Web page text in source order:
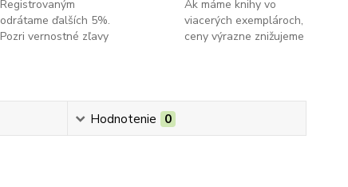
Registrovaným
odrátame ďalších 5%.
Pozri vernostné zľavy
Ak máme knihy vo
viacerých exemplároch,
ceny výrazne znižujeme
Hodnotenie 0